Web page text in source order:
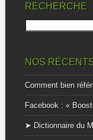
RECHERCHE
NOS
Comment bien
Facebook : «
➤ Dictionnaire du